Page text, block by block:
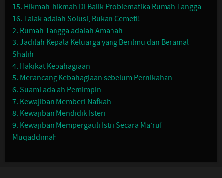
15. Hikmah-hikmah Di Balik Problematika Rumah Tangga
16. Talak adalah Solusi, Bukan Cemeti!
2. Rumah Tangga adalah Amanah
3. Jadilah Kepala Keluarga yang Berilmu dan Beramal
Shalih
4. Hakikat Kebahagiaan
5. Merancang Kebahagiaan sebelum Pernikahan
6. Suami adalah Pemimpin
7. Kewajiban Memberi Nafkah
8. Kewajiban Mendidik Isteri
9. Kewajiban Mempergauli Istri Secara Ma’ruf
Muqaddimah